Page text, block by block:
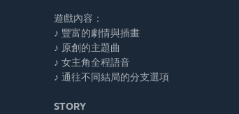
遊戲內容：
♪ 豐富的劇情與插畫
♪ 原創的主題曲
♪ 女主角全程語音
♪ 通往不同結局的分支選項
STORY